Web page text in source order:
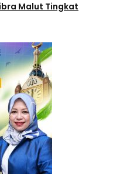
Malut Tingkat